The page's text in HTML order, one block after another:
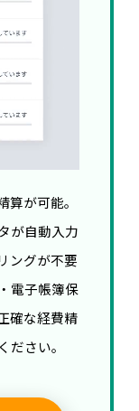
が可能。
が自動入力
ングが不要
電子帳簿保
確な経費精
さい。